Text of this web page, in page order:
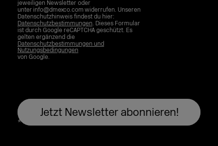
jeweiligen Newsletter oder
unter info@dmexco.com widerrufen. Unseren
Datenschutzhinweis findest du hier:
Datenschutzbestimmungen. Dieses Formular
ist durch Google reCAPTCHA geschützt. Es
gelten ergänzend die
Datenschutzbestimmungen und
Nutzungsbedingungen
von Google.